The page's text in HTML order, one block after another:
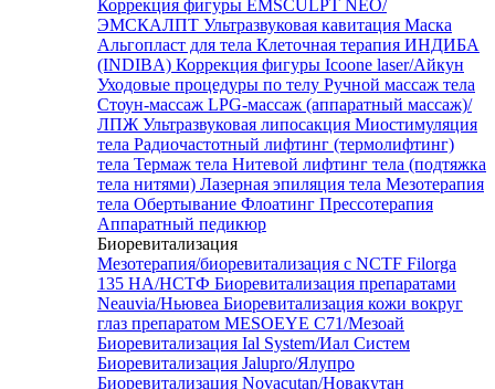
Коррекция фигуры EMSCULPT NEO/
ЭМСКАЛПТ Ультразвуковая кавитация Маска
Альгопласт для тела Клеточная терапия ИНДИБА
(INDIBA) Коррекция фигуры Icoone laser/Айкун
Уходовые процедуры по телу Ручной массаж тела
Стоун-массаж LPG-массаж (аппаратный массаж)/
ЛПЖ Ультразвуковая липосакция Миостимуляция
тела Радиочастотный лифтинг (термолифтинг)
тела Термаж тела Нитевой лифтинг тела (подтяжка
тела нитями) Лазерная эпиляция тела Мезотерапия
тела Обертывание Флоатинг Прессотерапия
Аппаратный педикюр
Биоревитализация
Мезотерапия/биоревитализация с NCTF Filorga
135 HA/НСТФ Биоревитализация препаратами
Neauvia/Ньювеа Биоревитализация кожи вокруг
глаз препаратом MESOEYE C71/Мезоай
Биоревитализация Ial System/Иал Систем
Биоревитализация Jalupro/Ялупро
Биоревитализация Novacutan/Новакутан